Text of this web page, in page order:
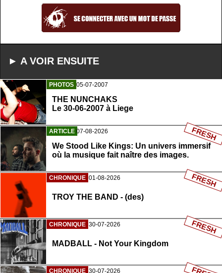
► A VOIR ENSUITE
PHOTOS 05-07-2007
THE NUNCHAKS
Le 30-06-2007 à Liege
ARTICLE 07-08-2026
We Stood Like Kings: Un univers immersif
où la musique fait naître des images.
FRESH
CHRONIQUE 01-08-2026
TROY THE BAND - (des)
FRESH
CHRONIQUE 30-07-2026
MADBALL - Not Your Kingdom
FRESH
CHRONIQUE 30-07-2026